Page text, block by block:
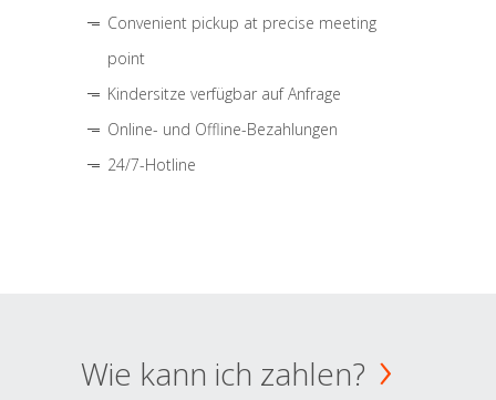
Convenient pickup at precise meeting
point
Kindersitze verfügbar auf Anfrage
Online- und Offline-Bezahlungen
24/7-Hotline
Wie kann ich zahlen?